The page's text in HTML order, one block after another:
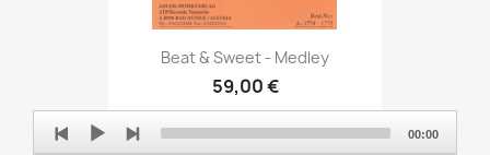
Beat & Sweet - Medley
59,00 €
Audio
Player
00:00